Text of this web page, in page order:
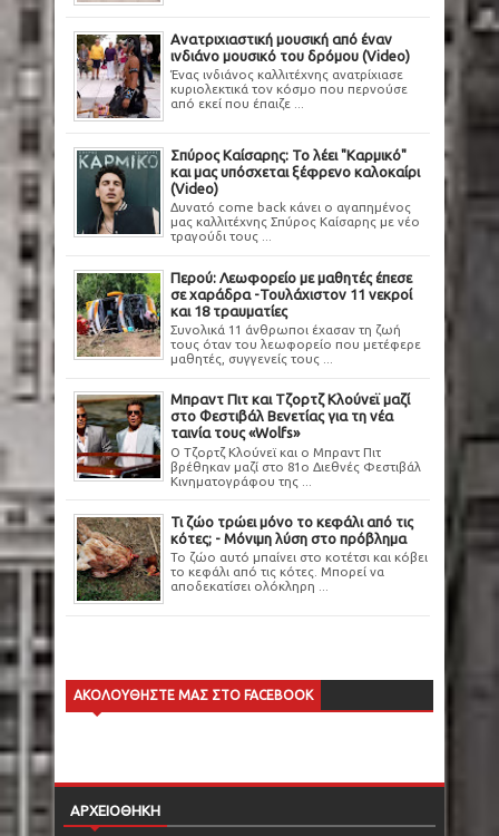
Ανατριχιαστική μουσική από έναν
ινδιάνο μουσικό του δρόμου (Video)
Ένας ινδιάνος καλλιτέχνης ανατρίχιασε
κυριολεκτικά τον κόσμο που περνούσε
από εκεί που έπαιζε ...
Σπύρος Καίσαρης: Το λέει "Καρμικό"
και μας υπόσχεται ξέφρενο καλοκαίρι
(Video)
Δυνατό come back κάνει ο αγαπημένος
μας καλλιτέχνης Σπύρος Καίσαρης με νέο
τραγούδι τους ...
Περού: Λεωφορείο με μαθητές έπεσε
σε χαράδρα -Τουλάχιστον 11 νεκροί
και 18 τραυματίες
Συνολικά 11 άνθρωποι έχασαν τη ζωή
τους όταν του λεωφορείο που μετέφερε
μαθητές, συγγενείς τους ...
Μπραντ Πιτ και Τζορτζ Κλούνεϊ μαζί
στο Φεστιβάλ Βενετίας για τη νέα
ταινία τους «Wolfs»
Ο Τζορτζ Κλούνεϊ και ο Μπραντ Πιτ
βρέθηκαν μαζί στο 81ο Διεθνές Φεστιβάλ
Κινηματογράφου της ...
Τι ζώο τρώει μόνο το κεφάλι από τις
κότες; - Μόνιμη λύση στο πρόβλημα
Το ζώο αυτό μπαίνει στο κοτέτσι και κόβει
το κεφάλι από τις κότες. Μπορεί να
αποδεκατίσει ολόκληρη ...
ΑΚΟΛΟΥΘΗΣΤΕ ΜΑΣ ΣΤΟ FACEBOOK
ΑΡΧΕΙΟΘΗΚΗ